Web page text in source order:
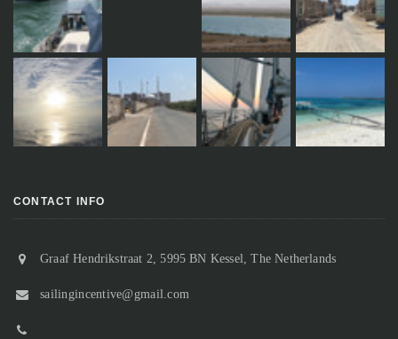
CONTACT INFO
Graaf Hendrikstraat 2, 5995 BN Kessel, The Netherlands
sailingincentive@gmail.com